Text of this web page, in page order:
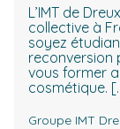
L’IMT de
collective à
soyez
reconversion
vous former
cosmétique.
Groupe IMT